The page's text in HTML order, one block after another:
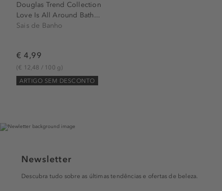
Douglas Trend Collection
Love Is All Around Bath...
Sais de Banho
€ 4,99
(€ 12,48 / 100 g)
ARTIGO SEM DESCONTO
Newsletter
Descubra tudo sobre as últimas tendências e ofertas de beleza.